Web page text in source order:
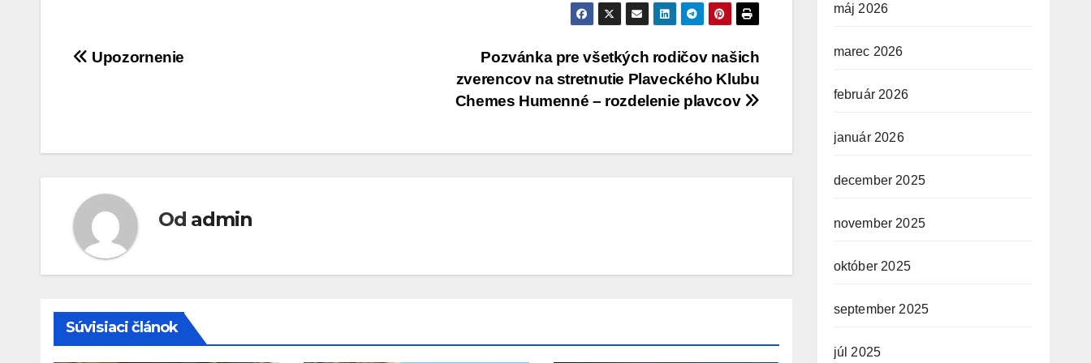
Navigácia
Pozvánka pre všetkých rodičov našich
zverencov na stretnutie Plaveckého Klubu
Chemes Humenné – rozdelenie plavcov
Upozornenie
Od admin
Súvisiaci článok
máj 2026
marec 2026
február 2026
január 2026
december 2025
november 2025
október 2025
september 2025
júl 2025